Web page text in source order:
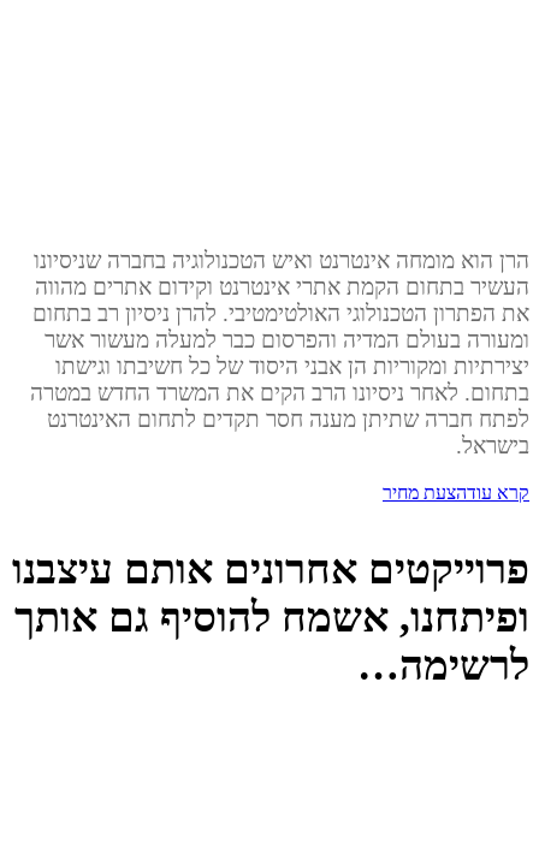
הרן הוא מומחה אינטרנט ואיש הטכנולוגיה בחברה שניסיונו
העשיר בתחום הקמת אתרי אינטרנט וקידום אתרים מהווה
את הפתרון הטכנולוגי האולטימטיבי. להרן ניסיון רב בתחום
ומעורה בעולם המדיה והפרסום כבר למעלה מעשור אשר
יצירתיות ומקוריות הן אבני היסוד של כל חשיבתו וגישתו
בתחום. לאחר ניסיונו הרב הקים את המשרד החדש במטרה
לפתח חברה שתיתן מענה חסר תקדים לתחום האינטרנט
בישראל.
קרא עודהצעת מחיר
פרוייקטים אחרונים אותם עיצבנו
ופיתחנו, אשמח להוסיף גם אותך
לרשימה…